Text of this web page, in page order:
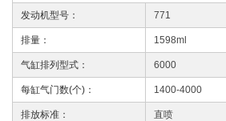
发动机型号： 771
排量： 1598ml
气缸排列型式： 6000
每缸气门数(个)： 1400-4000
排放标准： 直喷